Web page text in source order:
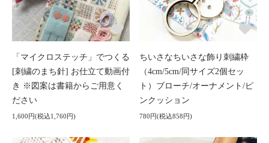
「マイクロステッチ」でつくる
[刺繍のまち針] お仕立て動画付
き ※図案は書籍からご用意く
ださい
1,600円(税込1,760円)
ちいさなちいさな飾り刺繍枠
（4cm/5cm/同サイズ2個セッ
ト）ブローチ/オーナメント/ピ
ンクッション
780円(税込858円)